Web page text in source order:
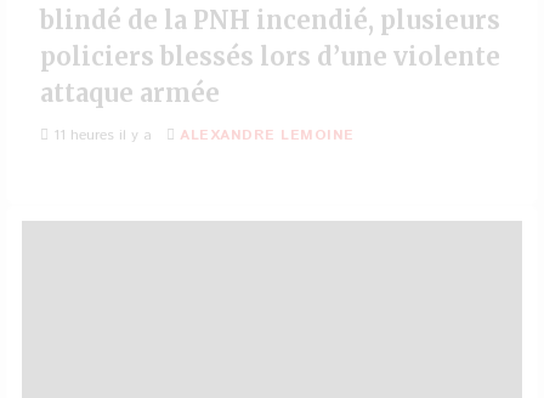
blindé de la PNH incendié, plusieurs
policiers blessés lors d’une violente
attaque armée
11 heures il y a ALEXANDRE LEMOINE